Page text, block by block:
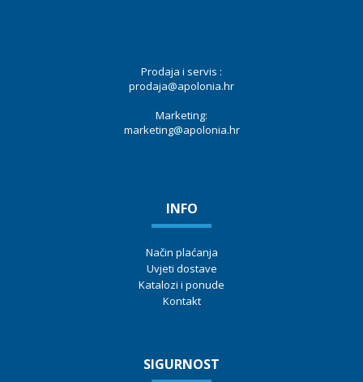
Prodaja i servis :
prodaja@apolonia.hr
Marketing:
marketing@apolonia.hr
INFO
Način plaćanja
Uvjeti dostave
Katalozi i ponude
Kontakt
SIGURNOST